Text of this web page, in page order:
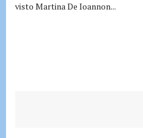
visto Martina De Ioannon...